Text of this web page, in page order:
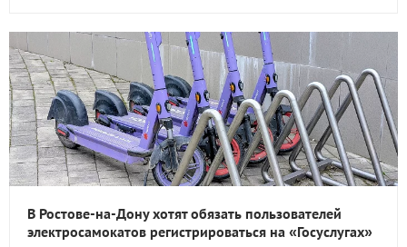
В Ростове-на-Дону хотят обязать пользователей
электросамокатов регистрироваться на «Госуслугах»